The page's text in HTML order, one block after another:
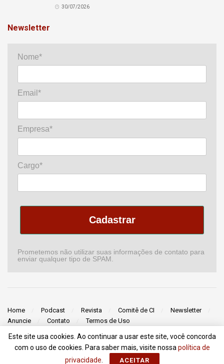
30/07/2026
Newsletter
Nome*
Email*
Empresa*
Cargo*
Cadastrar
Prometemos não utilizar suas informações de contato para
enviar qualquer tipo de SPAM.
Home Podcast Revista Comitê de CI
Newsletter
Anuncie
Contato Termos de Uso
© 2018 - 2022Portal da Comunicação- Todos Direitos Reservados |
ZionLab
Este site usa cookies. Ao continuar a usar este site, você concorda
com o uso de cookies. Para saber mais, visite nossa política de
privacidade
ACEITAR